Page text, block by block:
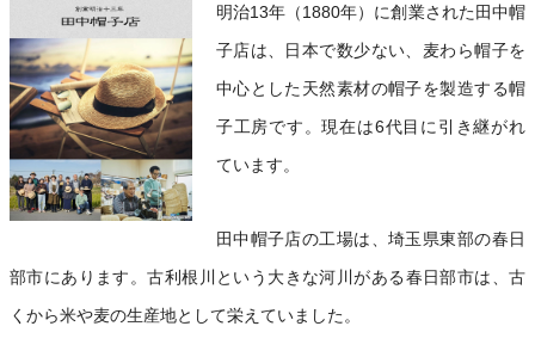
明治13年（1880年）に創業された田中帽
子店は、日本で数少ない、麦わら帽子を
中心とした天然素材の帽子を製造する帽
子工房です。現在は6代目に引き継がれ
ています。
田中帽子店の工場は、埼玉県東部の春日
部市にあります。古利根川という大きな河川がある春日部市は、古
くから米や麦の生産地として栄えていました。